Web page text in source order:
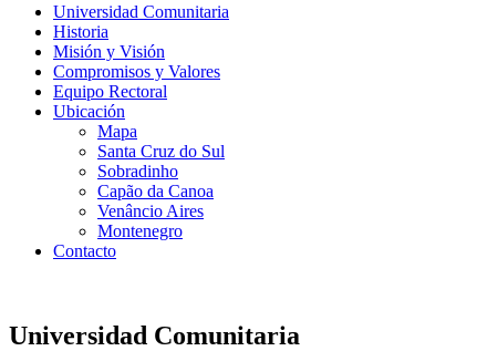
Universidad Comunitaria
Historia
Misión y Visión
Compromisos y Valores
Equipo Rectoral
Ubicación
Mapa
Santa Cruz do Sul
Sobradinho
Capão da Canoa
Venâncio Aires
Montenegro
Contacto
Universidad Comunitaria